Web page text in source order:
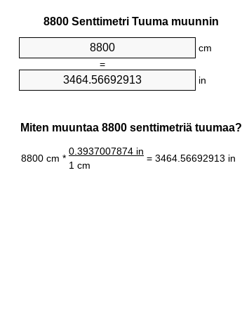
8800 Senttimetri Tuuma muunnin
cm
=
in
Miten muuntaa 8800 senttimetriä tuumaa?
8800 cm *
0.3937007874 in
= 3464.56692913 in
1 cm